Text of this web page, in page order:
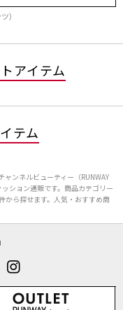
）
アイテム
テム
ンネルビューティー（RUNWAY
ション通販です。商品カテゴリー
から探せます。人気・おすすめ商